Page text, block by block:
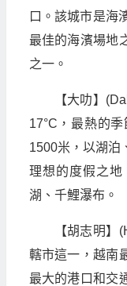
口。該城市是海
最佳的海濱場地
之一。
【大叻】
17°C，最熱的
1500米，以湖泊
理想的度假之
湖、千鯉瀑布。
【胡志明】
轄市這一，越南
最大的港口和交